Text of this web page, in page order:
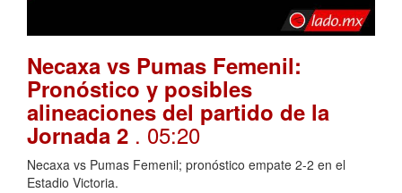
Necaxa vs Pumas Femenil:
Pronóstico y posibles
alineaciones del partido de la
Jornada 2 . 05:20
Necaxa vs Pumas Femenil; pronóstico empate 2-2 en el
Estadio Victoria.